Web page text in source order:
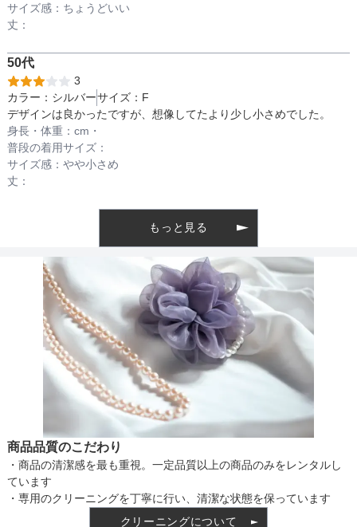
ファスナー
骨格タイプ
サイズ感： ちょうどいい
丈：
50代
3
カラー： シルバーサイズ： F
デザインは良かったですが、想像してたより少し小さめでした。
身長・体重： cm・
普段の着用サイズ：
サイズ感： やや小さめ
丈：
もっと見る
商品品質のこだわり
・商品の清潔感を最も重視。一定品質以上の商品のみをレンタルし
ています
・専用のクリーニングを丁寧に行い、清潔な状態を保っています
クリーニングについて